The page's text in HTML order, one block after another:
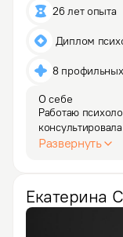
26 лет опыта
Диплом
8
О себе
Работаю
практике, так и
Развернуть
Екатерина